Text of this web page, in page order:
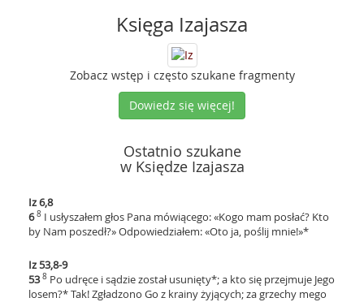
Księga Izajasza
Zobacz wstęp i często szukane fragmenty
Dowiedz się więcej!
Ostatnio szukane
w Księdze Izajasza
Iz 6,8
6 8 I usłyszałem głos Pana mówiącego: «Kogo mam posłać? Kto
by Nam poszedł?» Odpowiedziałem: «Oto ja, poślij mnie!»*
Iz 53,8-9
53 8 Po udręce i sądzie został usunięty*; a kto się przejmuje Jego
losem?* Tak! Zgładzono Go z krainy żyjących; za grzechy mego